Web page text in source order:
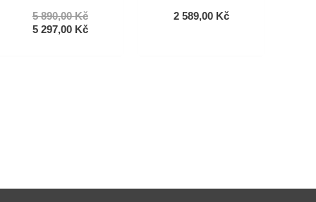
5 890,00KčPůvodní
cena
5 297,00 KčAktuální
2 589,00 Kč